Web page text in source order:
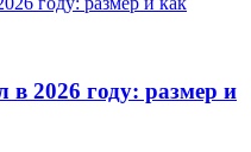
2026 году: размер и